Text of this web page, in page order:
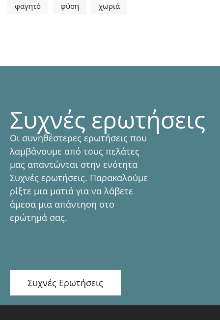
φαγητό φύση χωριά
Συχνές ερωτήσεις
Οι συνηθέστερες ερωτήσεις που
λαμβάνουμε από τους πελάτες
μας απαντώνται στην ενότητα
Συχνές ερωτήσεις. Παρακαλούμε
ρίξτε μια ματιά για να λάβετε
άμεσα μια απάντηση στο
ερώτημά σας.
Συχνές Ερωτήσεις